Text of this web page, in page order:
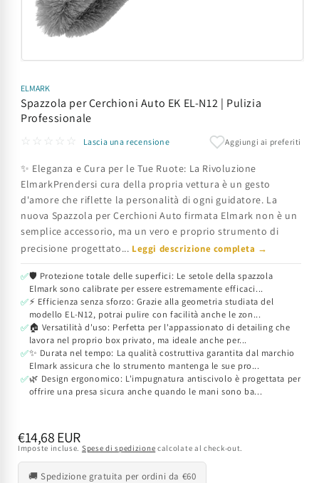
multimediali
1
in
finestra
ELMARK
Spazzola per Cerchioni Auto EK EL-N12 | Pulizia
Professionale
☆☆☆☆☆
Lascia una recensione Aggiungi ai preferiti
✨ Eleganza e Cura per le Tue Ruote: La Rivoluzione
ElmarkPrendersi cura della propria vettura è un gesto
d'amore che riflette la personalità di ogni guidatore. La
nuova Spazzola per Cerchioni Auto firmata Elmark non è un
semplice accessorio, ma un vero e proprio strumento di
precisione progettato... Leggi descrizione completa →
✅🛡️ Protezione totale delle superfici: Le setole della spazzola
Elmark sono calibrate per essere estremamente efficaci...
✅⚡ Efficienza senza sforzo: Grazie alla geometria studiata del
modello EL-N12, potrai pulire con facilità anche le zon...
✅🏠 Versatilità d'uso: Perfetta per l'appassionato di detailing che
lavora nel proprio box privato, ma ideale anche per...
✅✨ Durata nel tempo: La qualità costruttiva garantita dal marchio
Elmark assicura che lo strumento mantenga le sue pro...
✅🌿 Design ergonomico: L'impugnatura antiscivolo è progettata per
offrire una presa sicura anche quando le mani sono ba...
Prezzo
di
listino
€14,68 EUR
Imposte incluse. Spese di spedizione calcolate al check-out.
🚚 Spedizione gratuita per ordini da €60